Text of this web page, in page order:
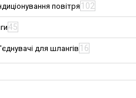
повітря 102
45
для шлангів 16